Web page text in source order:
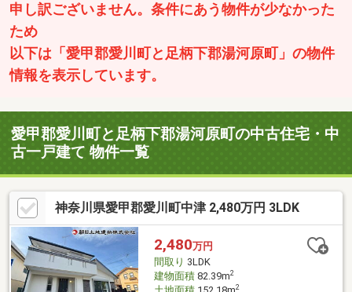
申し訳ございません。条件にあう物件が少なかった
ため
以下は「愛甲郡愛川町と足柄下郡湯河原町」の物件
情報を表示しています。
愛甲郡愛川町と足柄下郡湯河原町の中古住宅・中
古一戸建て 物件一覧
神奈川県愛甲郡愛川町中津 2,480万円 3LDK
2,480万円
間取り 3LDK
建物面積82.39m2
2